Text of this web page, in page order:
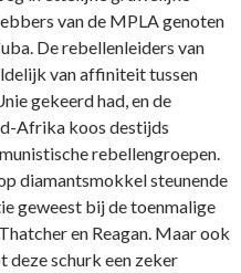
van de MPLA genoten
De rebellenleiders van
van affiniteit tussen
gekeerd had, en de
Afrika koos destijds
rebellengroepen.
diamantsmokkel steunende
geweest bij de toenmalige
en Reagan. Maar ook
deze schurk een zeker